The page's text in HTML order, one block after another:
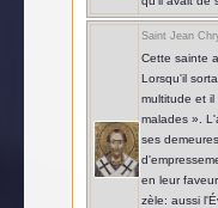
Saint Jean
Cette sainte
Lorsqu'il
multitude et
malades ».
ses
en leur
zèle: aussi